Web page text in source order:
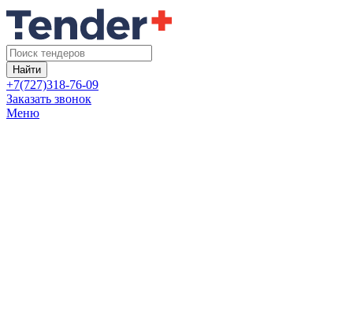
Найти
+7(727)318-76-09
Заказать звонок
Меню